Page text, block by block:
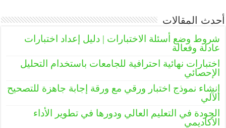
أحدث المقالات
شروط وضع أسئلة الاختبارات | دليل إعداد اختبارات
عادلة وفعالة
اختبارات نهائية احترافية للجامعات باستخدام التحليل
الإحصائي
إنشاء نموذج اختبار ورقي مع ورقة إجابة جاهزة للتصحيح
الآلي
الجودة في التعليم العالي ودورها في تطوير الأداء
الأكاديمي